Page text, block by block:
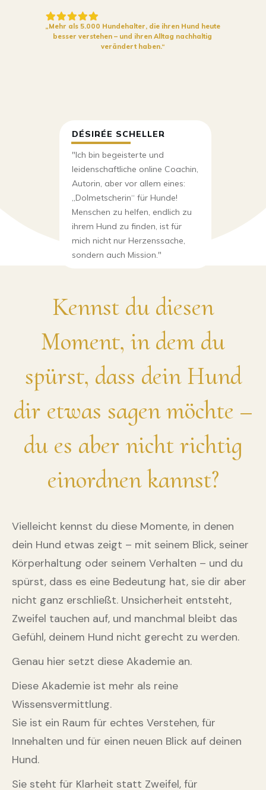
DÉSIRÉE SCHELLER
"Ich bin begeisterte und
leidenschaftliche online Coachin,
Autorin, aber vor allem eines:
„Dolmetscherin“ für Hunde!
Menschen zu helfen, endlich zu
ihrem Hund zu finden, ist für
mich nicht nur Herzenssache,
sondern auch Mission."
„Mehr als 5.000 Hundehalter, die ihren Hund heute
besser verstehen – und ihren Alltag nachhaltig
verändert haben.“
Kennst du diesen
Moment, in dem du
spürst, dass dein Hund
dir etwas sagen möchte –
du es aber nicht richtig
einordnen kannst?
Vielleicht kennst du diese Momente, in denen
dein Hund etwas zeigt – mit seinem Blick, seiner
Körperhaltung oder seinem Verhalten – und du
spürst, dass es eine Bedeutung hat, sie dir aber
nicht ganz erschließt. Unsicherheit entsteht,
Zweifel tauchen auf, und manchmal bleibt das
Gefühl, deinem Hund nicht gerecht zu werden.
Genau hier setzt diese Akademie an.
Diese Akademie ist mehr als reine
Wissensvermittlung.
Sie ist ein Raum für echtes Verstehen, für
Innehalten und für einen neuen Blick auf deinen
Hund.
Sie steht für Klarheit statt Zweifel, für